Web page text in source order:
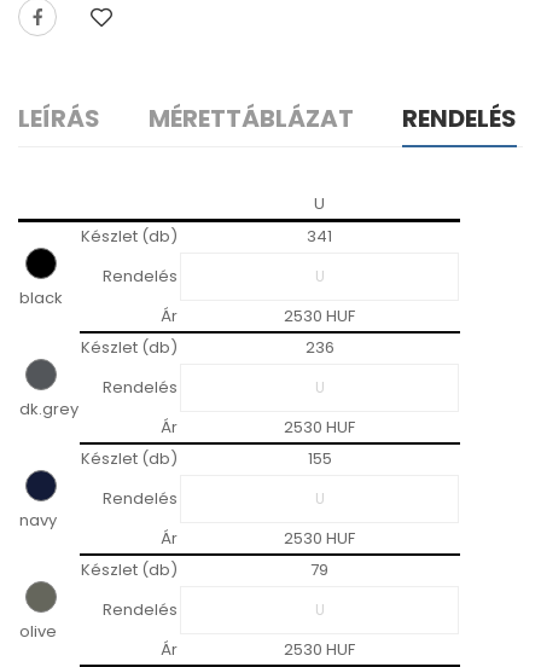
LEÍRÁS MÉRETTÁBLÁZAT RENDELÉS
U
black
Készlet (db)
341
Rendelés
Ár
2530 HUF
dk.grey
Készlet (db)
236
Rendelés
Ár
2530 HUF
navy
Készlet (db)
155
Rendelés
Ár
2530 HUF
olive
Készlet (db)
79
Rendelés
Ár
2530 HUF